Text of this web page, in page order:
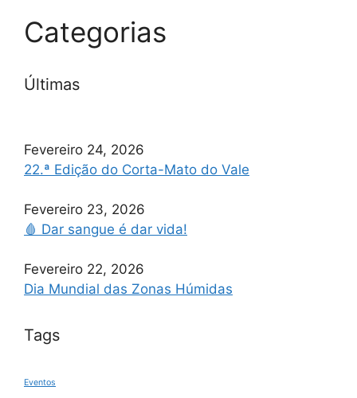
Categorias
Últimas
Fevereiro 24, 2026
22.ª Edição do Corta-Mato do Vale
Fevereiro 23, 2026
🩸 Dar sangue é dar vida!
Fevereiro 22, 2026
Dia Mundial das Zonas Húmidas
Tags
Eventos